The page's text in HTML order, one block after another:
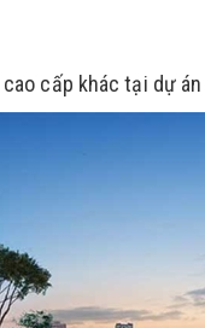
cấp khác tại dự